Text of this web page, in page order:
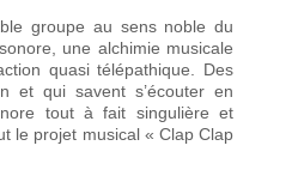
groupe au sens noble du
une alchimie musicale
quasi télépathique. Des
et qui savent s’écouter en
tout à fait singulière et
le projet musical « Clap Clap